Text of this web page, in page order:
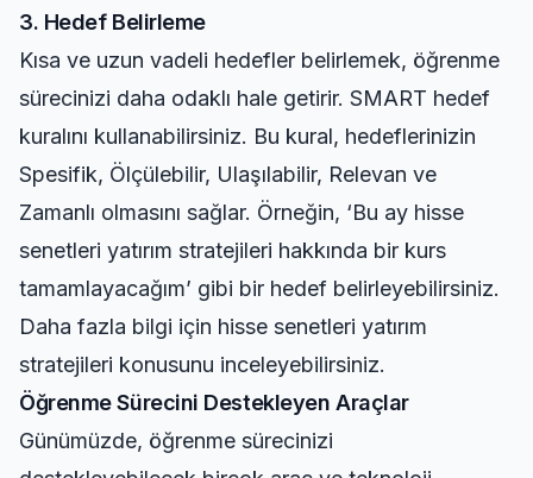
3. Hedef Belirleme
Kısa ve uzun vadeli hedefler belirlemek, öğrenme
sürecinizi daha odaklı hale getirir. SMART hedef
kuralını kullanabilirsiniz. Bu kural, hedeflerinizin
Spesifik, Ölçülebilir, Ulaşılabilir, Relevan ve
Zamanlı olmasını sağlar. Örneğin, ‘Bu ay hisse
senetleri yatırım stratejileri hakkında bir kurs
tamamlayacağım’ gibi bir hedef belirleyebilirsiniz.
Daha fazla bilgi için hisse senetleri yatırım
stratejileri konusunu inceleyebilirsiniz.
Öğrenme Sürecini Destekleyen Araçlar
Günümüzde, öğrenme sürecinizi